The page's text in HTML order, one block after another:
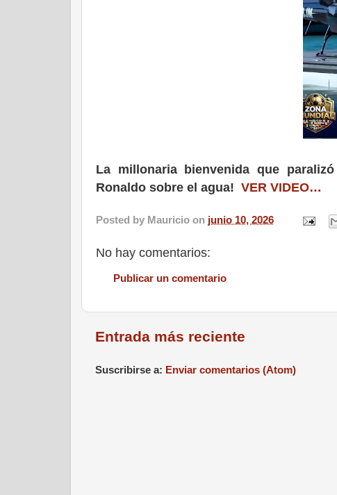
La millonaria bienvenida que
Ronaldo sobre el agua! VER VIDEO…
Posted by Mauricio on junio 10, 2026
No hay comentarios:
Publicar un comentario
Entrada más reciente
Suscribirse a: Enviar comentarios (Atom)